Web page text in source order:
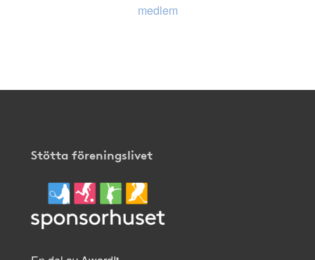
medlem
Stötta föreningslivet